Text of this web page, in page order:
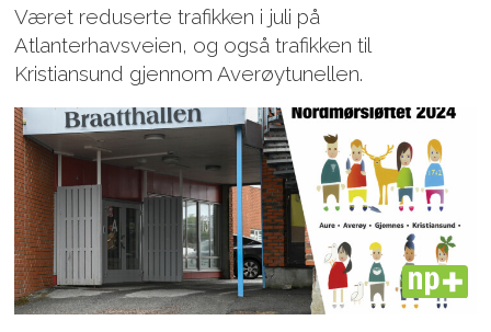
Været reduserte trafikken i juli på
Atlanterhavsveien, og også trafikken til
Kristiansund gjennom Averøytunellen.
PLUS